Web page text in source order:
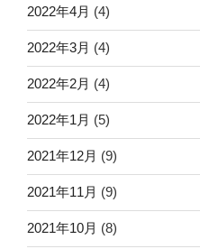
2022年4月 (4)
2022年3月 (4)
2022年2月 (4)
2022年1月 (5)
2021年12月 (9)
2021年11月 (9)
2021年10月 (8)